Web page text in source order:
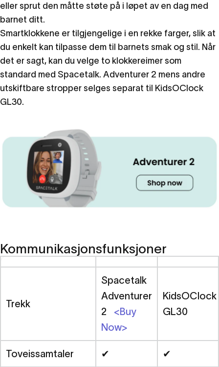
eller sprut den måtte støte på i løpet av en dag med
barnet ditt.
Smartklokkene er tilgjengelige i en rekke farger, slik at
du enkelt kan tilpasse dem til barnets smak og stil. Når
det er sagt, kan du velge to klokkereimer som
standard med Spacetalk. Adventurer 2 mens andre
utskiftbare stropper selges separat til KidsOClock
GL30.
Kommunikasjonsfunksjoner
Trekk
Spacetalk
Adventurer
2 <Buy
Now>
KidsOClock
GL30
Toveissamtaler ✔ ✔